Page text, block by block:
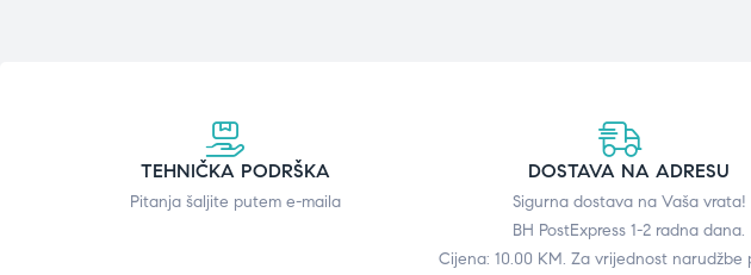
TEHNIČKA PODRŠKA
Pitanja šaljite putem e-maila
DOSTAVA NA ADRESU
Sigurna dostava na Vaša vrata!
BH PostExpress 1-2 radna dana.
Cijena: 10.00 KM. Za vrijednost narudžbe